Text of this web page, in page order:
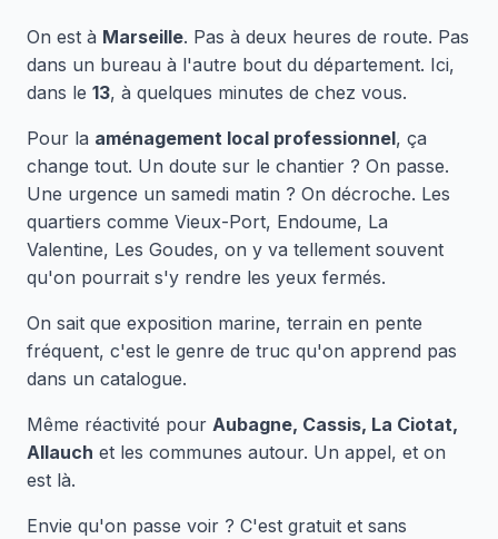
On est à Marseille. Pas à deux heures de route. Pas
dans un bureau à l'autre bout du département. Ici,
dans le 13, à quelques minutes de chez vous.
Pour la aménagement local professionnel, ça
change tout. Un doute sur le chantier ? On passe.
Une urgence un samedi matin ? On décroche. Les
quartiers comme Vieux-Port, Endoume, La
Valentine, Les Goudes, on y va tellement souvent
qu'on pourrait s'y rendre les yeux fermés.
On sait que exposition marine, terrain en pente
fréquent, c'est le genre de truc qu'on apprend pas
dans un catalogue.
Même réactivité pour Aubagne, Cassis, La Ciotat,
Allauch et les communes autour. Un appel, et on
est là.
Envie qu'on passe voir ? C'est gratuit et sans